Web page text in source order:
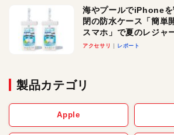
海やプールでiPhoneを
閉の防水ケース「簡単
スマホ」で夏のレジャ
アクセサリ レポート
製品カテゴリ
Apple